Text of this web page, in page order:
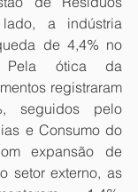
a indústria
de 4,4% no
Pela ótica da
registraram
seguidos pelo
e Consumo do
expansão de
setor externo, as